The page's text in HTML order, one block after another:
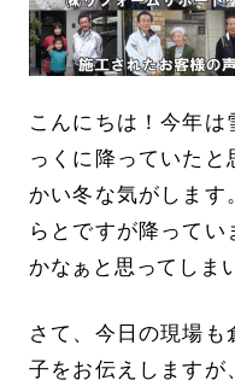
こんにちは！今年は
っくに降っていたと
かい冬な気がします
らとですが降って
かなぁと思ってしま
さて、今日の現場も
子をお伝えしますが